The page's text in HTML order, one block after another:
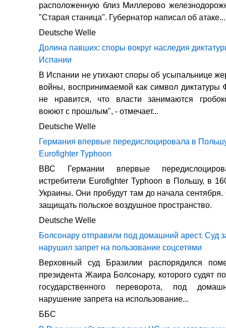
расположенную близ Миллерово
"Старая станица". Губернатор написал об атаке...
Deutsche Welle
Долина павших: споры вокруг наследия
Испании
В Испании не утихают споры об усыпальнице
войны, воспринимаемой как символ диктатуры
не нравится, что власти занимаются
воюют с прошлым", - отмечает...
Deutsche Welle
Германия впервые передислоцировала в
Eurofighter Typhoon
ВВС Германии впервые
истребители Eurofighter Typhoon в Польшу, в
Украины. Они пробудут там до начала
защищать польское воздушное пространство.
Deutsche Welle
Болсонару отправили под домашний арест. Суд
нарушил запрет на пользование соцсетями
Верховный суд Бразилии распорядился
президента Жаира Болсонару, которого судят
государственного переворота, под
нарушение запрета на использование...
ББС